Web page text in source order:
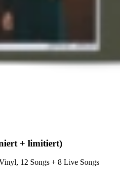
+ limitiert)
12 Songs + 8 Live Songs